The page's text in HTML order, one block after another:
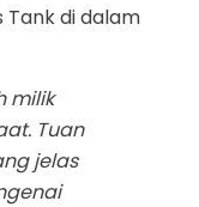
di dalam
milik
Tuan
jelas